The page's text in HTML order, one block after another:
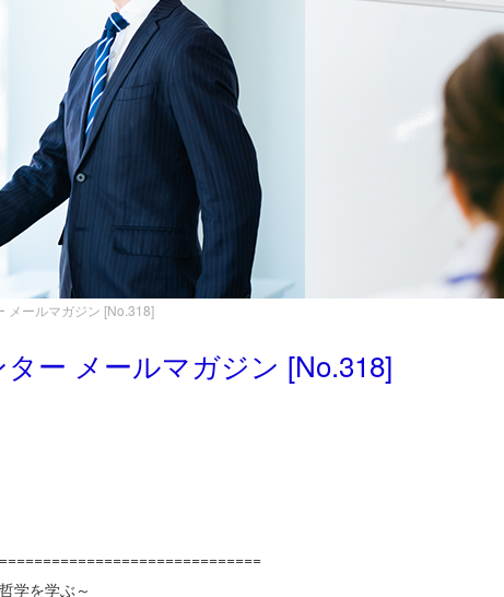
メールマガジン [No.318]
ー メールマガジン [No.318]
学を学ぶ～